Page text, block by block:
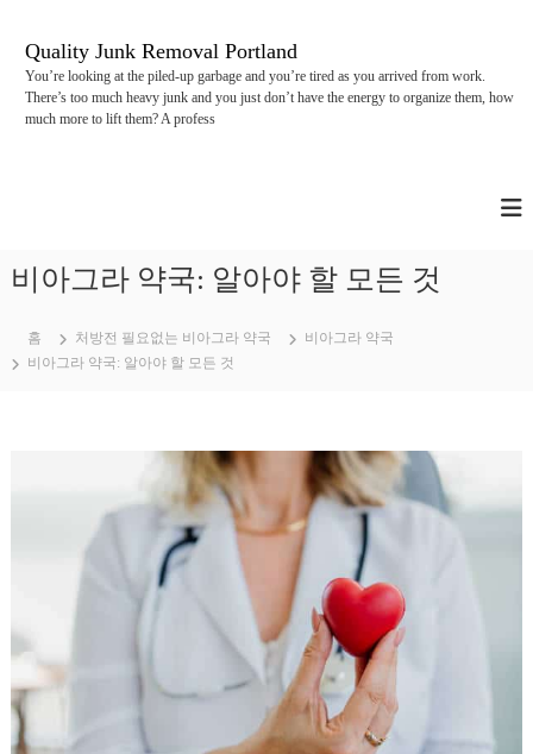
Quality Junk Removal Portland
You’re looking at the piled-up garbage and you’re tired as you arrived from work.
There’s too much heavy junk and you just don’t have the energy to organize them, how
much more to lift them? A profess
비아그라 약국: 알아야 할 모든 것
홈 처방전 필요없는 비아그라 약국
비아그라 약국
비아그라 약국: 알아야 할 모든 것